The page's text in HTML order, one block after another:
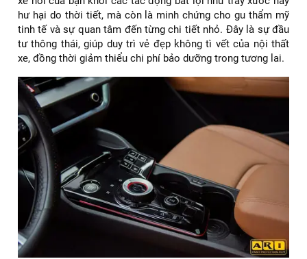
hư hại do thời tiết, mà còn là minh chứng cho gu thẩm mỹ
tinh tế và sự quan tâm đến từng chi tiết nhỏ. Đây là sự đầu
tư thông thái, giúp duy trì vẻ đẹp không tì vết của nội thất
xe, đồng thời giảm thiểu chi phí bảo dưỡng trong tương lai.